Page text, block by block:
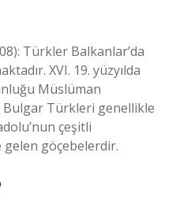
Türkler Balkanlar’da
XVI. 19. yüzyılda
Müslüman
Türkleri genellikle
çeşitli
gelen göçebelerdir.